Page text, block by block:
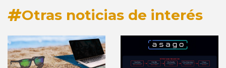
Otras noticias de interés